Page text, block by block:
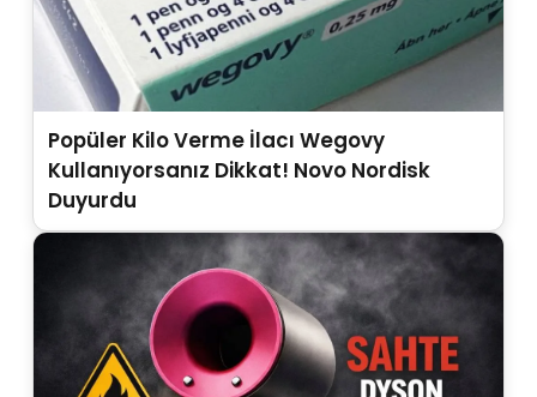
Popüler Kilo Verme İlacı Wegovy
Kullanıyorsanız Dikkat! Novo Nordisk
Duyurdu